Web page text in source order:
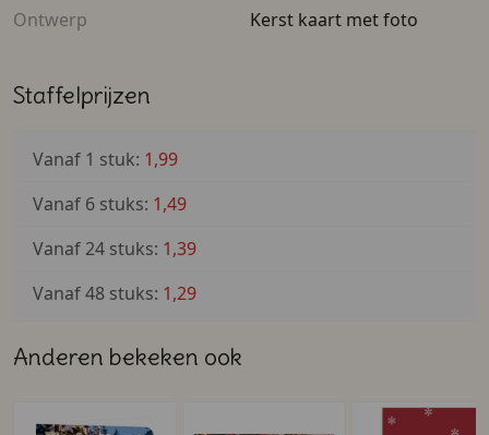
Kenmerken op een rij:
Eenvoudig zelf online te ontwerpen met eigen tekst
en foto.
Ideaal als kerstgroet of diner-uitnodiging.
Ontwerp
Kerst kaart met foto
Staffelprijzen
Vanaf 1 stuk: 1,99
Vanaf 6 stuks: 1,49
Vanaf 24 stuks: 1,39
Vanaf 48 stuks: 1,29
Anderen bekeken ook